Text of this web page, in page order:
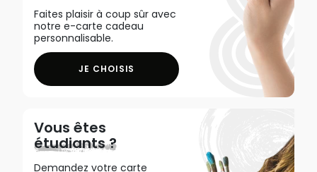
Faites plaisir à coup sûr avec
notre e-carte cadeau
personnalisable.
JE CHOISIS
Vous êtes
étudiants ?
Demandez votre carte